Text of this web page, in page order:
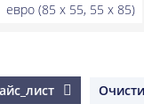
евро (85 x 55, 55 x 85)